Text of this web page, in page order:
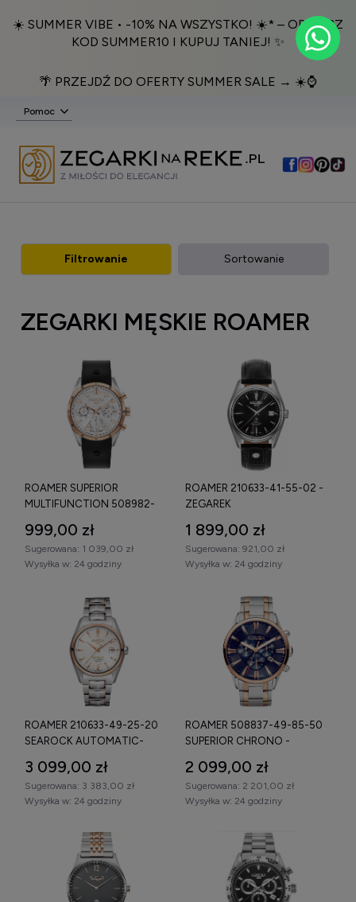
☀️ SUMMER VIBE • -10% NA WSZYSTKO! ☀️* – ODBIERZ
KOD SUMMER10 I KUPUJ TANIEJ! ✨
🌴 PRZEJDŹ DO OFERTY SUMMER SALE → ☀️⌚️
Pomoc
Filtrowanie Sortowanie
ZEGARKI MĘSKIE ROAMER
ROAMER SUPERIOR
MULTIFUNCTION 508982-
999,00 zł
Wysyłka w: 24 godziny
Sugerowana: 1 039,00 zł
ROAMER 210633-41-55-02 -
ZEGAREK
1 899,00 zł
Wysyłka w: 24 godziny
Sugerowana: 921,00 zł
ROAMER 210633-49-25-20
SEAROCK AUTOMATIC-
3 099,00 zł
Wysyłka w: 24 godziny
Sugerowana: 3 383,00 zł
ROAMER 508837-49-85-50
SUPERIOR CHRONO -
2 099,00 zł
Wysyłka w: 24 godziny
Sugerowana: 2 201,00 zł